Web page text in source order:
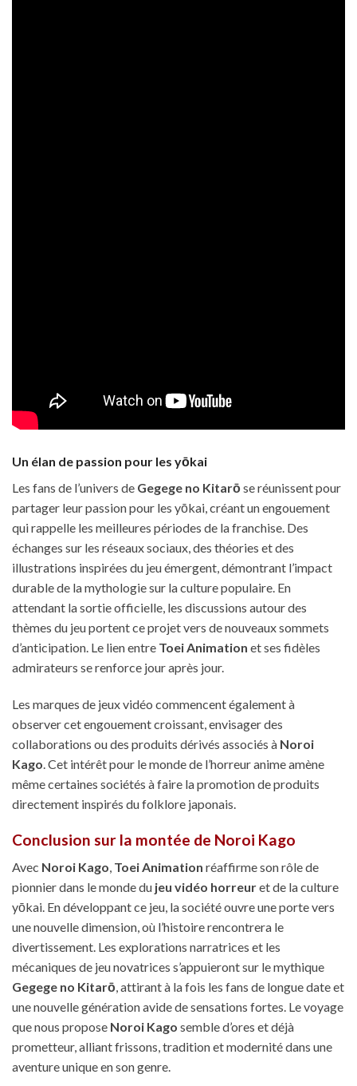
Un élan de passion pour les yōkai
Les fans de l’univers de Gegege no Kitarōse réunissent pour
partager leur passion pour les yōkai, créant un engouement
qui rappelle les meilleures périodes de la franchise. Des
échanges sur les réseaux sociaux, des théories et des
illustrations inspirées du jeu émergent, démontrant l’impact
durable de la mythologie sur la culture populaire. En
attendant la sortie officielle, les discussions autour des
thèmes du jeu portent ce projet vers de nouveaux sommets
d’anticipation. Le lien entre Toei Animation et ses fidèles
admirateurs se renforce jour après jour.
Les marques de jeux vidéo commencent également à
observer cet engouement croissant, envisager des
collaborations ou des produits dérivés associés à Noroi
Kago. Cet intérêt pour le monde de l’horreur anime amène
même certaines sociétés à faire la promotion de produits
directement inspirés du folklore japonais.
Conclusion sur la montée de Noroi Kago
Avec Noroi Kago, Toei Animation réaffirme son rôle de
pionnier dans le monde du jeu vidéo horreuret de la culture
yōkai. En développant ce jeu, la société ouvre une porte vers
une nouvelle dimension, où l’histoire rencontrera le
divertissement. Les explorations narratrices et les
mécaniques de jeu novatrices s’appuieront sur le mythique
Gegege no Kitarō, attirant à la fois les fans de longue date et
une nouvelle génération avide de sensations fortes. Le voyage
que nous propose Noroi Kago semble d’ores et déjà
prometteur, alliant frissons, tradition et modernité dans une
aventure unique en son genre.